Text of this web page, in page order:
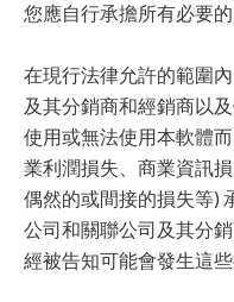
您應自行承擔所有必要
在現行法律允許的範圍
及其分銷商和經銷商以
使用或無法使用本軟體
業利潤損失、商業資訊
偶然的或間接的損失等)
公司和關聯公司及其分
經被告知可能會發生這些